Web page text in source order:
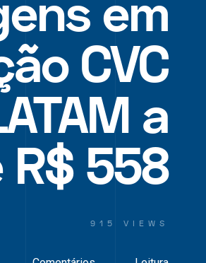
em
CVC
a
558
915 VIEWS